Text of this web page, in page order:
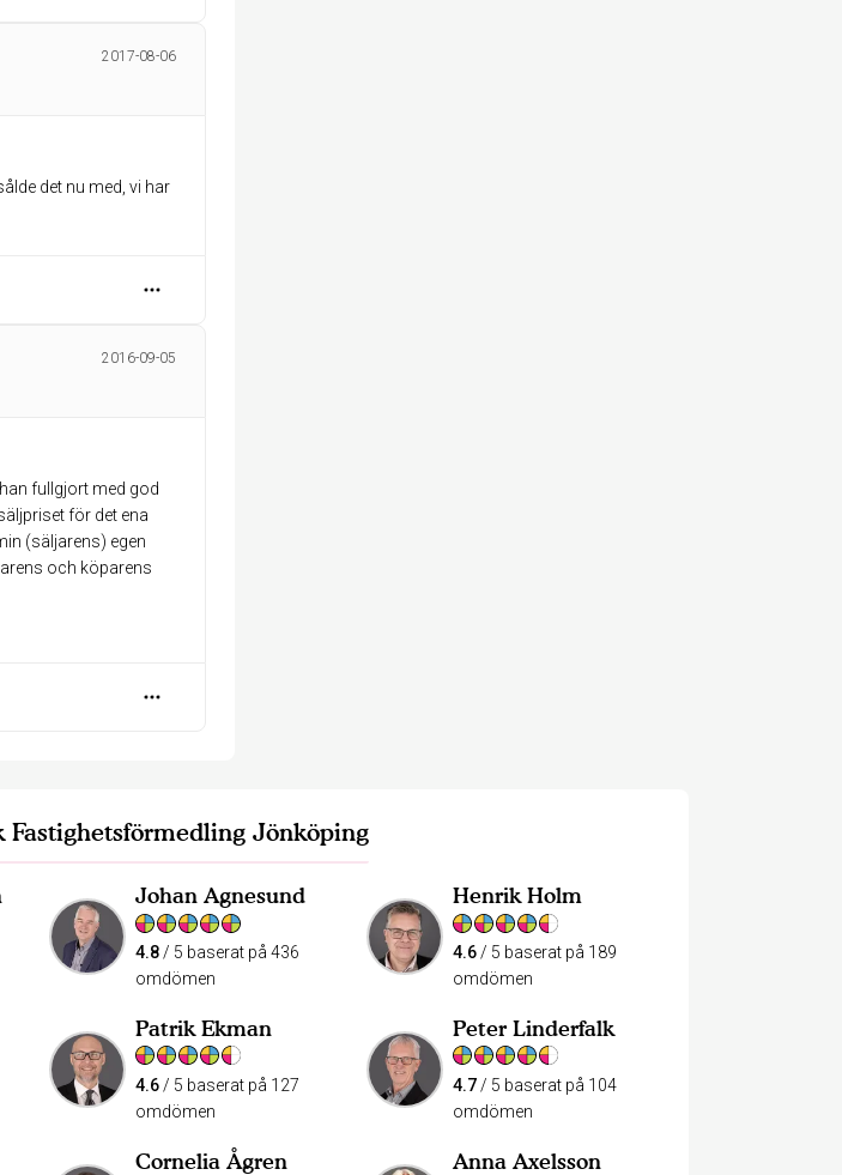
2017-08-06
det nu med, vi har
2016-09-05
fullgjort med god
för det ena
(säljarens) egen
och köparens
Fastighetsförmedling Jönköping
Johan Agnesund
4.8/ 5 baserat på 436
omdömen
Henrik Holm
4.6/ 5 baserat på 189
omdömen
Patrik Ekman
4.6/ 5 baserat på 127
omdömen
Peter Linderfalk
4.7/ 5 baserat på 104
omdömen
Cornelia Ågren Anna Axelsson